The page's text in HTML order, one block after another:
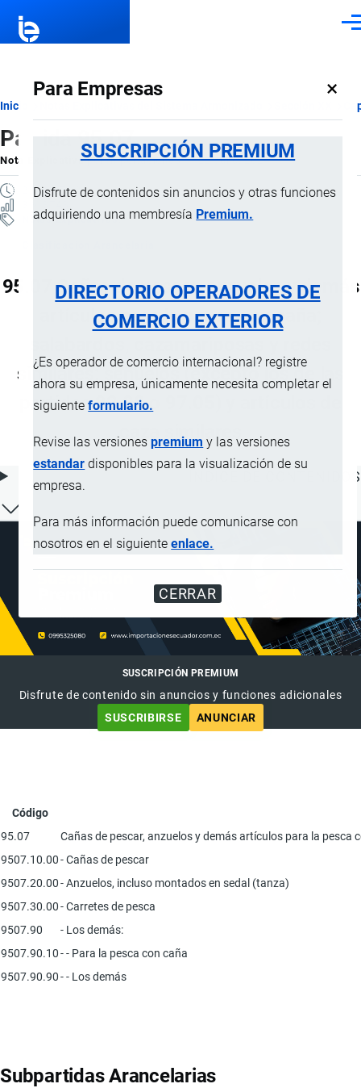
Para Empresas ×
SUSCRIPCIÓN PREMIUM
Disfrute de contenidos sin anuncios y otras funciones
adquiriendo una membresía Premium.
DIRECTORIO OPERADORES DE
COMERCIO EXTERIOR
¿Es operador de comercio internacional? registre
ahora su empresa, únicamente necesita completar el
siguienteformulario.
Revise las versionespremium y las versiones
estandar disponibles para la visualización de su
empresa.
Para más información puede comunicarse con
nosotros en el siguienteenlace.
CERRAR
Ruta
de
navegación
Inicio
Partida 95.07
Nota ExplicativaporImportaciones …, 22 Julio, 2024
2 MINUTOS
Notas Explicativas
95.07 Cañas de pescar, anzuelos y demás
artículos para la pesca con caña;
similares; señuelos (excepto los de las
partidas 92.08 o 97.05) y artículos de
caza similares
ÍNDICE DE CONTENIDOS
SUSCRIPCIÓN PREMIUM
Disfrute de contenido sin anuncios y funciones adicionales
SUSCRIBIRSE
ANUNCIAR
Código
95.07
Cañas de pescar, anzuelos y demás artículos para la
9507.10.00- Cañas de pescar
9507.20.00- Anzuelos, incluso montados en sedal (tanza)
9507.30.00- Carretes de pesca
9507.90
- Los demás:
9507.90.10- - Para la pesca con caña
9507.90.90- - Los demás
Subpartidas Arancelarias